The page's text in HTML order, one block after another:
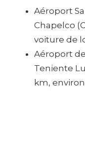
Aéroport
Chapelco
voiture de
Aéroport
Teniente
km,